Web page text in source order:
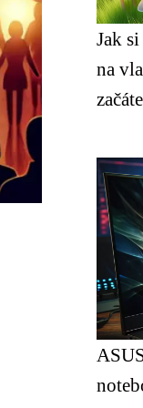
Jak
na